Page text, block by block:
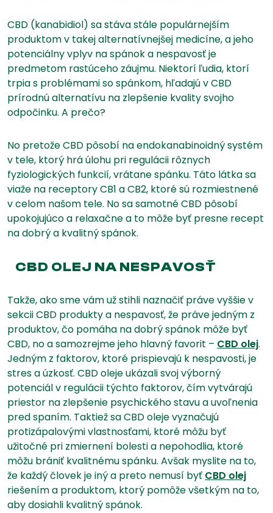
CBD (kanabidiol) sa stáva stále populárnejším
produktom v takej alternatívnejšej medicíne, a jeho
potenciálny vplyv na spánok a nespavosť je
predmetom rastúceho záujmu. Niektorí ľudia, ktorí
trpia s problémami so spánkom, hľadajú v CBD
prírodnú alternatívu na zlepšenie kvality svojho
odpočinku. A prečo?
No pretože CBD pôsobí na endokanabinoidný systém
v tele, ktorý hrá úlohu pri regulácii rôznych
fyziologických funkcií, vrátane spánku. Táto látka sa
viaže na receptory CB1 a CB2, ktoré sú rozmiestnené
v celom našom tele. No sa samotné CBD pôsobí
upokojujúco a relaxačne a to môže byť presne recept
na dobrý a kvalitný spánok.
CBD OLEJ NA NESPAVOSŤ
Takže, ako sme vám už stihli naznačiť práve vyššie v
sekcii CBD produkty a nespavosť, že práve jedným z
produktov, čo pomáha na dobrý spánok môže byť
CBD, no a samozrejme jeho hlavný favorit – CBD olej.
Jedným z faktorov, ktoré prispievajú k nespavosti, je
stres a úzkosť. CBD oleje ukázali svoj výborný
potenciál v regulácii týchto faktorov, čím vytvárajú
priestor na zlepšenie psychického stavu a uvoľnenia
pred spaním. Taktiež sa CBD oleje vyznačujú
protizápalovými vlastnosťami, ktoré môžu byť
užitočné pri zmiernení bolesti a nepohodlia, ktoré
môžu brániť kvalitnému spánku. Avšak myslite na to,
že každý človek je iný a preto nemusí byť CBD olej
riešením a produktom, ktorý pomôže všetkým na to,
aby dosiahli kvalitný spánok.